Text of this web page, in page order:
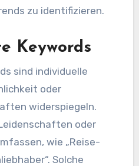
zu identifizieren.
Keywords
sind individuelle
oder
widerspiegeln.
oder
wie „Reise-
Solche